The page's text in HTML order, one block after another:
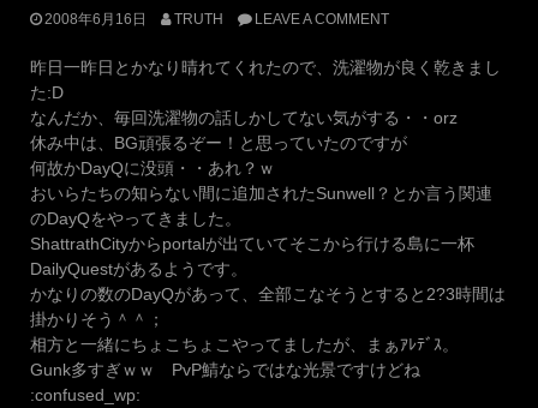
2008年6月16日 TRUTH LEAVE A COMMENT
昨日一昨日とかなり晴れてくれたので、洗濯物が良く乾きまし
た:D
なんだか、毎回洗濯物の話しかしてない気がする・・orz
休み中は、BG頑張るぞー！と思っていたのですが
何故かDayQに没頭・・あれ？ｗ
おいらたちの知らない間に追加されたSunwell？とか言う関連
のDayQをやってきました。
ShattrathCityからportalが出ていてそこから行ける島に一杯
DailyQuestがあるようです。
かなりの数のDayQがあって、全部こなそうとすると2?3時間は
掛かりそう＾＾；
相方と一緒にちょこちょこやってましたが、まぁｱﾚﾃﾞｽ。
Gunk多すぎｗｗ PvP鯖ならではな光景ですけどね
:confused_wp: